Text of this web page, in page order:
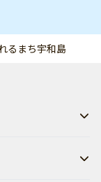
るまち宇和島